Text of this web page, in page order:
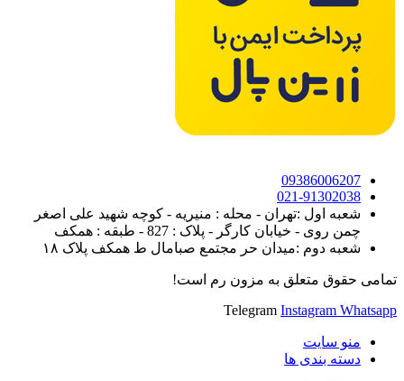
09386006207
021-91302038
شعبه اول :تهران - محله : منیریه - کوچه شهید علی اصغر
چمن روی - خیابان کارگر - پلاک : 827 - طبقه : همکف
شعبه دوم :میدان حر مجتمع صبامال ط همکف پلاک ۱۸
تمامی حقوق متعلق به مزون رم است!
Telegram Instagram Whatsapp
منو سایت
دسته بندی ها